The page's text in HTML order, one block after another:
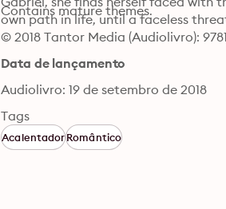
own path in life, until a faceless
Contains mature themes.
© 2018 Tantor Media (Audiolivro):
Data de lançamento
Audiolivro: 19 de setembro de 2018
Tags
AcalentadorRomântico